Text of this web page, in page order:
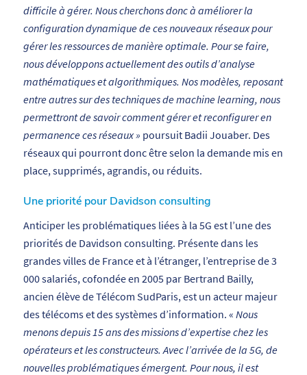
difficile à gérer. Nous cherchons donc à améliorer la
configuration dynamique de ces nouveaux réseaux pour
gérer les ressources de manière optimale. Pour se faire,
nous développons actuellement des outils d’analyse
mathématiques et algorithmiques. Nos modèles, reposant
entre autres sur des techniques de machine learning, nous
permettront de savoir comment gérer et reconfigurer en
permanence ces réseaux » poursuit Badii Jouaber. Des
réseaux qui pourront donc être selon la demande mis en
place, supprimés, agrandis, ou réduits.
Une priorité pour Davidson consulting
Anticiper les problématiques liées à la 5G est l’une des
priorités de Davidson consulting. Présente dans les
grandes villes de France et à l’étranger, l’entreprise de 3
000 salariés, cofondée en 2005 par Bertrand Bailly,
ancien élève de Télécom SudParis, est un acteur majeur
des télécoms et des systèmes d’information. « Nous
menons depuis 15 ans des missions d’expertise chez les
opérateurs et les constructeurs. Avec l’arrivée de la 5G, de
nouvelles problématiques émergent. Pour nous, il est